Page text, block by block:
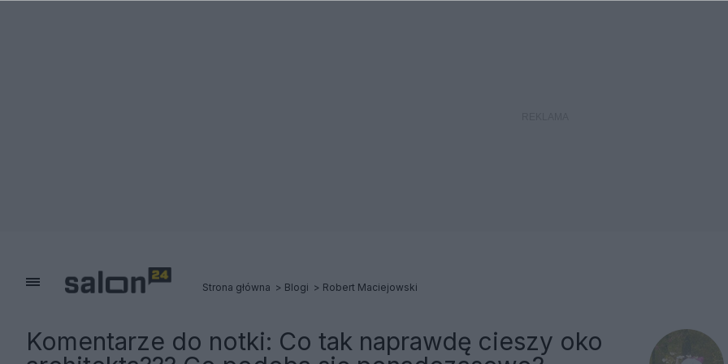
Strona główna Blogi Robert Maciejowski
Komentarze do notki: Co tak naprawdę cieszy oko